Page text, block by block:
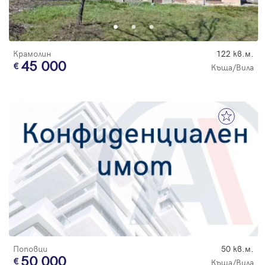
Крамолин 122 кв.м.
45 000 Къща/Вила
Поповци 50 кв.м.
Къща/Вила